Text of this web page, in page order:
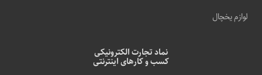
لوازم یخچال
نماد تجارت الکترونیکی
کسب و کارهای اینترنتی